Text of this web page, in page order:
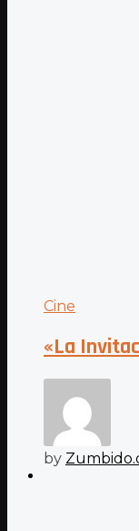
Cine
«La
by